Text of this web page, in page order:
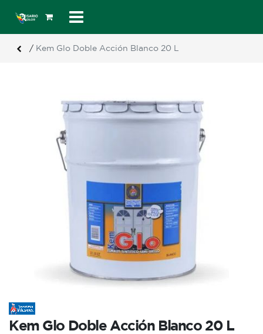
/ Kem Glo Doble Acción Blanco 20 L
Kem Glo Doble Acción Blanco 20 L